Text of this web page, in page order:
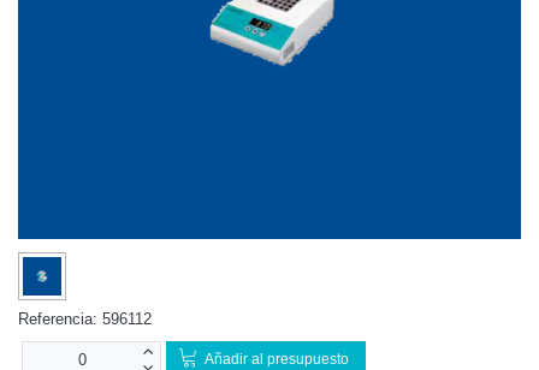
Referencia: 596112
Añadir al presupuesto